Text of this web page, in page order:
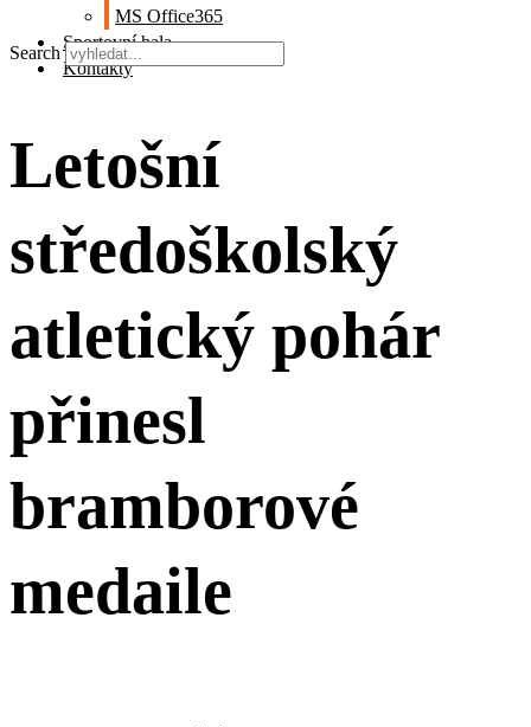
MS Office365
Sportovní hala
Kontakty
Search
Letošní
středoškolský
atletický pohár
přinesl
bramborové
medaile